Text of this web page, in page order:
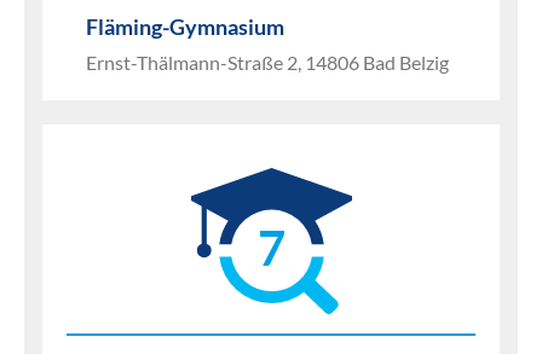
Fläming-Gymnasium
Ernst-Thälmann-Straße 2, 14806 Bad Belzig
7